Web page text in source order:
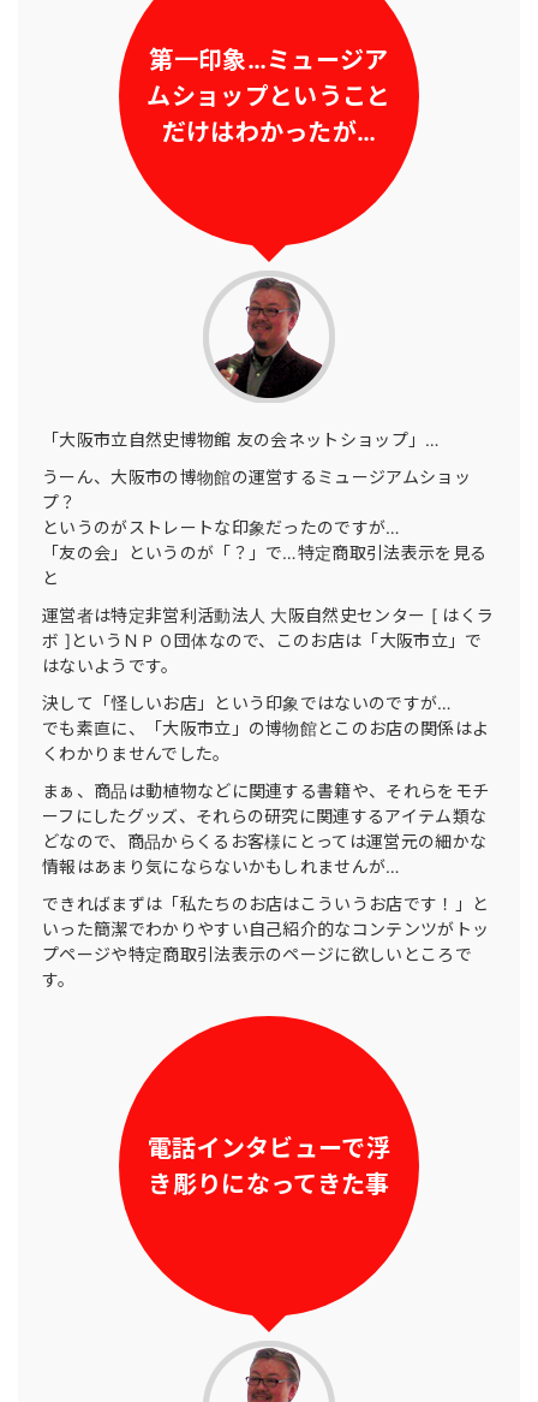
第一印象…ミュージア
ムショップということ
だけはわかったが…
「大阪市立自然史博物館 友の会ネットショップ」…
うーん、大阪市の博物館の運営するミュージアムショッ
プ？
というのがストレートな印象だったのですが…
「友の会」というのが「？」で…特定商取引法表示を見る
と
運営者は特定非営利活動法人 大阪自然史センター [ はくラ
ボ ]というＮＰＯ団体なので、このお店は「大阪市立」で
はないようです。
決して「怪しいお店」という印象ではないのですが…
でも素直に、「大阪市立」の博物館とこのお店の関係はよ
くわかりませんでした。
まぁ、商品は動植物などに関連する書籍や、それらをモチ
ーフにしたグッズ、それらの研究に関連するアイテム類な
どなので、商品からくるお客様にとっては運営元の細かな
情報はあまり気にならないかもしれませんが…
できればまずは「私たちのお店はこういうお店です！」と
いった簡潔でわかりやすい自己紹介的なコンテンツがトッ
プページや特定商取引法表示のページに欲しいところで
す。
電話インタビューで浮
き彫りになってきた事